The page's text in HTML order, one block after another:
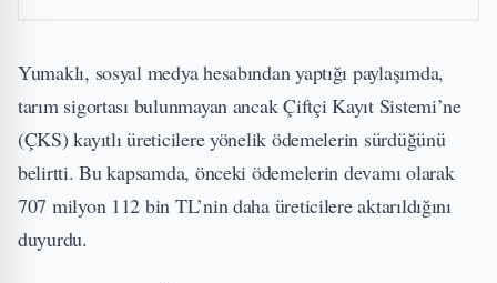
Yumaklı, sosyal medya hesabından yaptığı paylaşımda,
tarım sigortası bulunmayan ancak Çiftçi Kayıt Sistemi’ne
(ÇKS) kayıtlı üreticilere yönelik ödemelerin sürdüğünü
belirtti. Bu kapsamda, önceki ödemelerin devamı olarak
707 milyon 112 bin TL’nin daha üreticilere aktarıldığını
duyurdu.